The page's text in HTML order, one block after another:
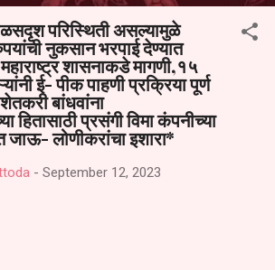
उपस्थितीत मतदान पद्धतीने शालेय समितीची
मागणी पालकांनी केली आहे. या निवेदनाच्या प्रती
जालना तसेच तालुका शिक्षण अधिकारी,
आल्या असून प्रशासन याबाबत काय निर्णय घेते, याकडे
या न...
परिस्थिती असल्यामुळे
नुकसान भरपाई देण्यात
शासनाकडे मागणी,१५
ई- पीक पाहणी प्रक्रिया पूर्ण
बांधवांना
हितासाठी प्रसंगी विमा कंपनीच्या
जाऊ- लोणीकरांचा इशारा*
- September 12, 2023